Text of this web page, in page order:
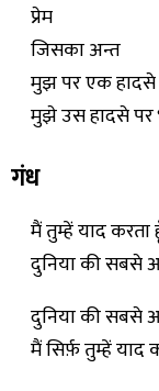
प्रेम
जिसका अन्त
मुझ पर एक हादसे
मुझे उस हादसे पर
गंध
मैं तुम्हें याद करता
दुनिया की सबसे
दुनिया की सबसे
मैं सिर्फ़ तुम्हें याद